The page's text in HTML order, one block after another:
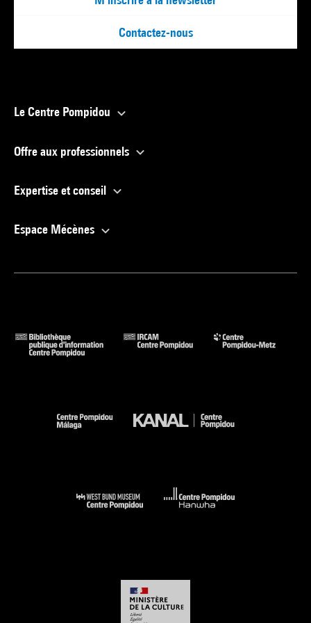
Contactez-nous
Le Centre Pompidou
Offre aux professionnels
Expertise et conseil
Espace Mécènes